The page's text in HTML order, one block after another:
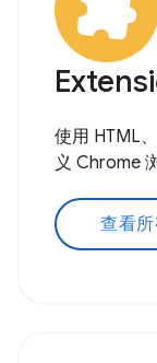
使用 HTML
义 Chrome
查看